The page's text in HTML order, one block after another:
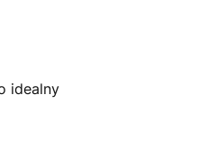
idealny